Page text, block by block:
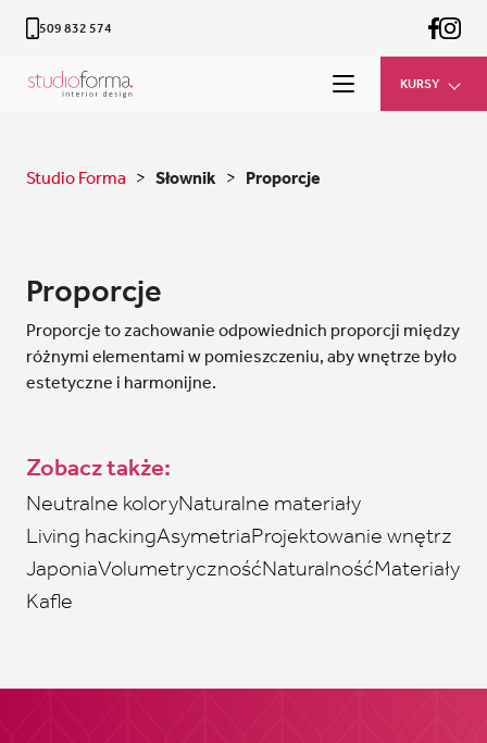
509 832 574
KURSY
Studio Forma > Słownik > Proporcje
Proporcje
Proporcje to zachowanie odpowiednich proporcji między
różnymi elementami w pomieszczeniu, aby wnętrze było
estetyczne i harmonijne.
Zobacz także:
Neutralne koloryNaturalne materiały
Living hackingAsymetriaProjektowanie wnętrz
JaponiaVolumetrycznośćNaturalnośćMateriały
Kafle